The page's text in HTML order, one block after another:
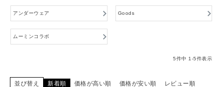
アンダーウェア Goods
ムーミンコラボ
5件中 1 -5件表示
並び替え 新着順 価格が高い順 価格が安い順 レビュー順